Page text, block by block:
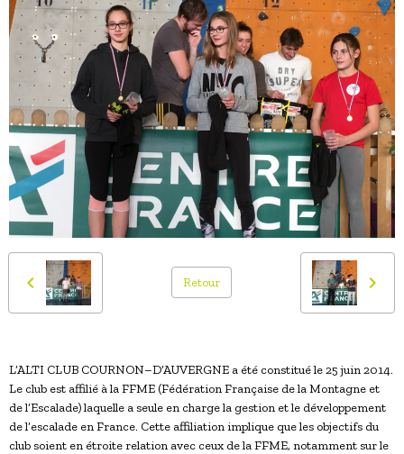
Retour
L’ALTI CLUB COURNON–D’AUVERGNE a été constitué le 25 juin 2014.
Le club est affilié à la FFME (Fédération Française de la Montagne et
de l’Escalade) laquelle a seule en charge la gestion et le développement
de l’escalade en France. Cette affiliation implique que les objectifs du
club soient en étroite relation avec ceux de la FFME, notamment sur le